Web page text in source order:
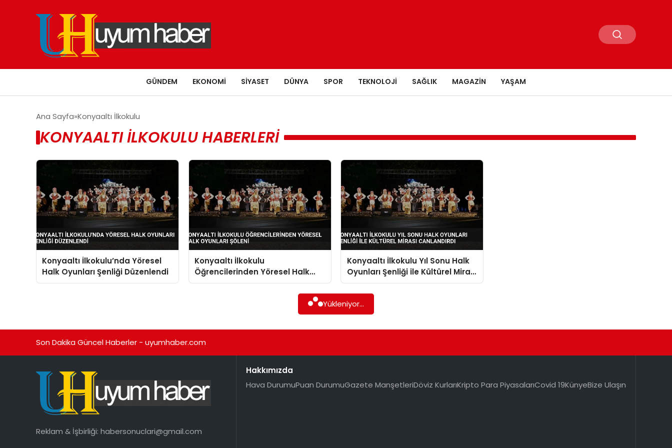
GÜNDEM EKONOMI SIYASET DÜNYA SPOR TEKNOLOJI SAĞLIK MAGAZIN YAŞAM
Ana Sayfa Konyaaltı İlkokulu
KONYAALTI İLKOKULU HABERLERI
Konyaaltı İlkokulu’nda Yöresel
Halk Oyunları Şenliği Düzenlendi
Konyaaltı İlkokulu
Öğrencilerinden Yöresel Halk
Oyunları Şöleni
Konyaaltı İlkokulu Yıl Sonu Halk
Oyunları Şenliği ile Kültürel Mirası
Canlandırdı
Yükleniyor...
Son Dakika Güncel Haberler - uyumhaber.com
Reklam & İşbirliği: habersonuclari@gmail.com
Hakkımızda
Hava DurumuPuan DurumuGazete ManşetleriDöviz KurlarıKripto Para PiyasalarıCovid 19KünyeBize Ulaşın